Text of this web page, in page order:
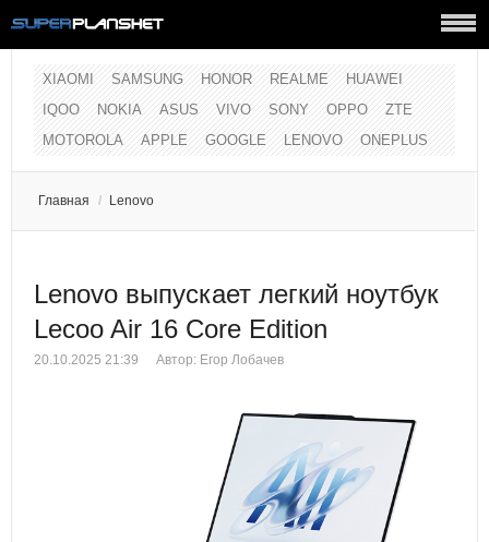
XIAOMI SAMSUNG HONOR REALME
HUAWEI
IQOO
NOKIA ASUS VIVO SONY OPPO
ZTE
MOTOROLA
APPLE GOOGLE LENOVO ONEPLUS
Главная / Lenovo
Lenovo выпускает легкий ноутбук
Lecoo Air 16 Core Edition
20.10.2025 21:39 Автор: Егор Лобачев